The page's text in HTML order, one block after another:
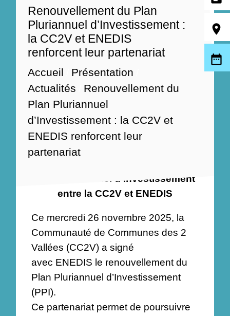
Renouvellement du Plan
Pluriannuel d’Investissement :
la CC2V et ENEDIS
renforcent leur partenariat
Accueil Présentation
Actualités Renouvellement du
Plan Pluriannuel
d’Investissement : la CC2V et
ENEDIS renforcent leur
partenariat
Plan Pluriannuel d’Investissement
entre la CC2V et ENEDIS
Ce mercredi 26 novembre 2025, la
Communauté de Communes des 2
Vallées (CC2V) a signé
avec ENEDIS le renouvellement du
Plan Pluriannuel d’Investissement
(PPI).
Ce partenariat permet de poursuivre
room
date_range